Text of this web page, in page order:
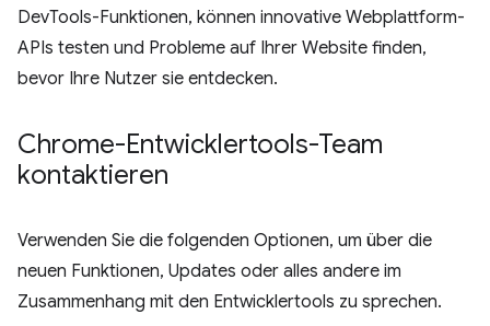
DevTools-Funktionen, können innovative Webplattform-
APIs testen und Probleme auf Ihrer Website finden,
bevor Ihre Nutzer sie entdecken.
Chrome-Entwicklertools-Team
kontaktieren
Verwenden Sie die folgenden Optionen, um über die
neuen Funktionen, Updates oder alles andere im
Zusammenhang mit den Entwicklertools zu sprechen.